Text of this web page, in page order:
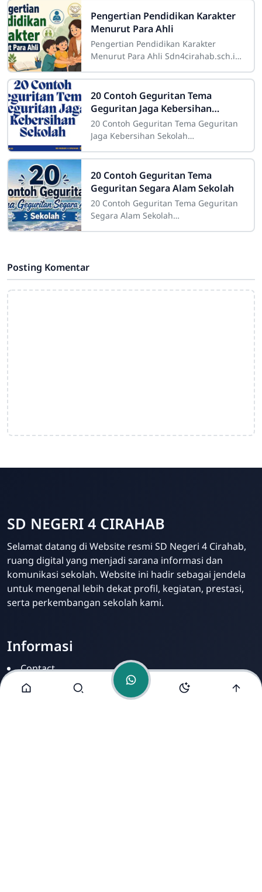
Admin
Online
Pengertian Pendidikan Karakter
Menurut Para Ahli
Pengertian Pendidikan Karakter
Menurut Para Ahli Sdn4cirahab.sch.id-
konsep yang sangat penting dalam
dunia
20 Contoh Geguritan Tema
Geguritan Jaga Kebersihan
Sekolah
20 Contoh Geguritan Tema Geguritan
Jaga Kebersihan Sekolah
merupakan salah satu aspek yang
sangat penting dalam
20 Contoh Geguritan Tema
Geguritan Segara Alam Sekolah
20 Contoh Geguritan Tema Geguritan
Segara Alam Sekolah
Posting Komentar
SD NEGERI 4 CIRAHAB
Selamat datang di Website resmi SD Negeri 4 Cirahab,
ruang digital yang menjadi sarana informasi dan
komunikasi sekolah. Website ini hadir sebagai jendela
untuk mengenal lebih dekat profil, kegiatan, prestasi,
serta perkembangan sekolah kami.
Informasi
Contact
Disclamer